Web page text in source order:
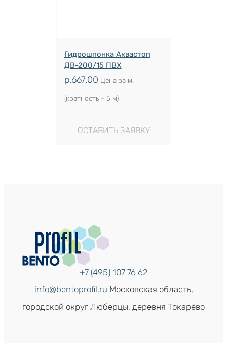
Гидрошпонка Аквастоп
ДВ-200/15 ПВХ
р.667.00 Цена за м.
(кратность - 5 м)
ОСТАВИТЬ ЗАЯВКУ
+7 (495) 107 76 62
info@bentoprofil.ru Московская область,
городской округ Люберцы, деревня Токарёво